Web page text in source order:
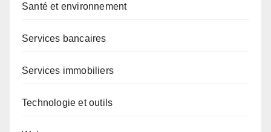
Santé et environnement
Services bancaires
Services immobiliers
Technologie et outils